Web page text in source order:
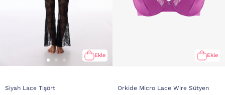
Ekle
Siyah Lace Tişört
Ekle
Orkide Micro Lace Wire Sütyen